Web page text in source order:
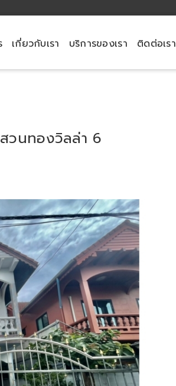
เกี่ยวกับเรา บริการของเรา ติดต่อเรา
วนทองวิลล่า 6